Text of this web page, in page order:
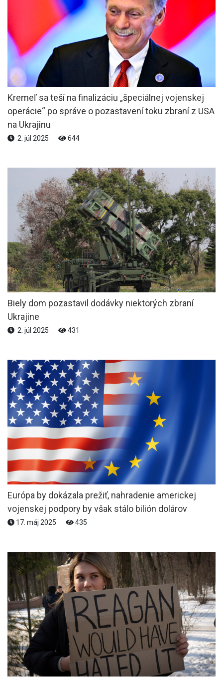
Kremeľ sa teší na finalizáciu „špeciálnej vojenskej
operácie“ po správe o pozastavení toku zbraní z USA
na Ukrajinu
2. júl 2025 644
Biely dom pozastavil dodávky niektorých zbraní
Ukrajine
2. júl 2025 431
Európa by dokázala prežiť, nahradenie americkej
vojenskej podpory by však stálo bilión dolárov
17. máj 2025 435